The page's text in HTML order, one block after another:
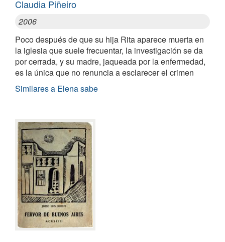
Claudia Piñeiro
2006
Poco después de que su hija Rita aparece muerta en
la iglesia que suele frecuentar, la investigación se da
por cerrada, y su madre, jaqueada por la enfermedad,
es la única que no renuncia a esclarecer el crimen
Similares a Elena sabe